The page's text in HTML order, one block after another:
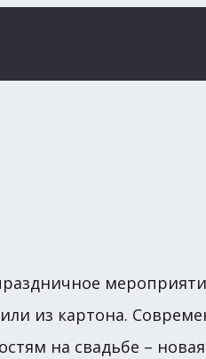
из картона.
на свадьбе –